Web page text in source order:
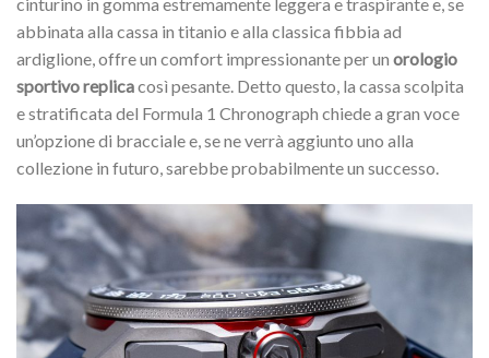
cinturino in gomma estremamente leggera e traspirante e, se
abbinata alla cassa in titanio e alla classica fibbia ad
ardiglione, offre un comfort impressionante per un orologio
sportivo replicacosì pesante. Detto questo, la cassa scolpita
e stratificata del Formula 1 Chronograph chiede a gran voce
un’opzione di bracciale e, se ne verrà aggiunto uno alla
collezione in futuro, sarebbe probabilmente un successo.